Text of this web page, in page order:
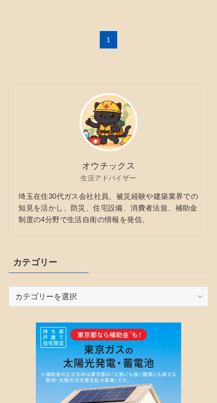
1
オウチックス
生活アドバイザー
埼玉在住30代ガス会社社員。被災経験や建築業界での
知見を活かし、防災、住宅設備、消費者法規、補助金
制度の4分野で生活自衛の情報を発信。
カテゴリー